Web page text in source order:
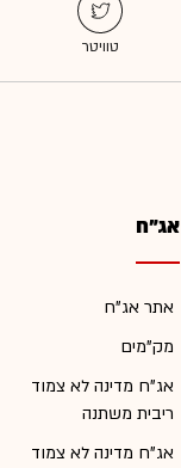
אג"ח
אתר אג"ח
מק"מים
אג"ח מדינה לא צמוד
ריבית משתנה
אג"ח מדינה לא צמוד